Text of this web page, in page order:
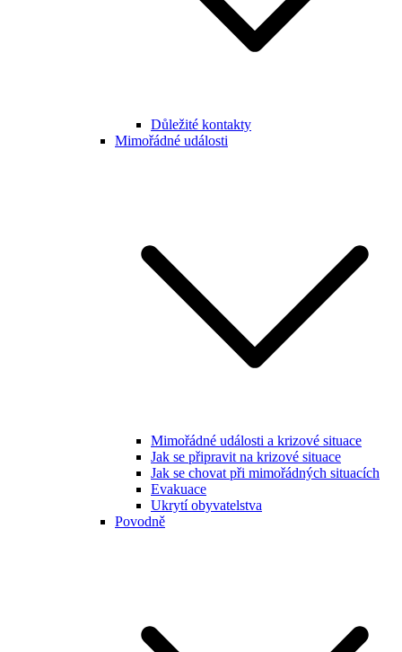
Důležité kontakty
Mimořádné události
Mimořádné události a krizové situace
Jak se připravit na krizové situace
Jak se chovat při mimořádných situacích
Evakuace
Ukrytí obyvatelstva
Povodně